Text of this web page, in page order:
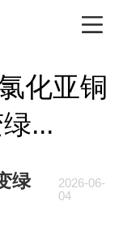
化亚铜
...
绿
2026-06-
04